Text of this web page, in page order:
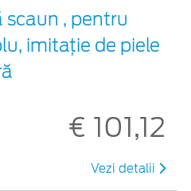
scaun , pentru
imitație de piele
€ 101,12
Vezi detalii